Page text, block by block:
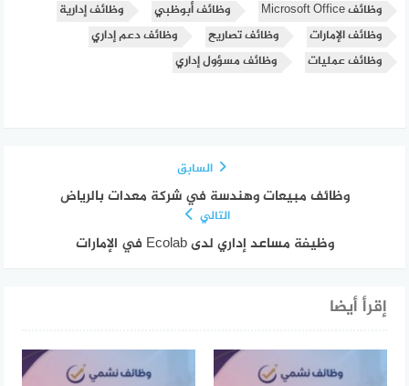
وظائف Microsoft Office
وظائف أبوظبي
وظائف إدارية
وظائف الإمارات
وظائف تصاريح
وظائف دعم إداري
وظائف عمليات
وظائف مسؤول إداري
السابق
وظائف مبيعات وهندسة في شركة معدات بالرياض
التالي
وظيفة مساعد إداري لدى Ecolab في الإمارات
إقرأ أيضا